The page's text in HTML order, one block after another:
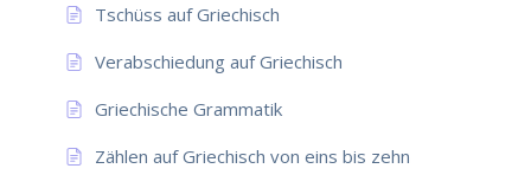
Tschüss auf Griechisch
Verabschiedung auf Griechisch
Griechische Grammatik
Zählen auf Griechisch von eins bis zehn